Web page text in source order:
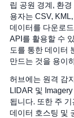
립 공원 경계, 환
용자는 CSV,
데이터를 다운로
API를 활용할 수
도를 통한 데이터
만드는 것을 용이
허브에는 원격 감
LIDAR 및
됩니다. 또한 주
데이터 호스팅 및